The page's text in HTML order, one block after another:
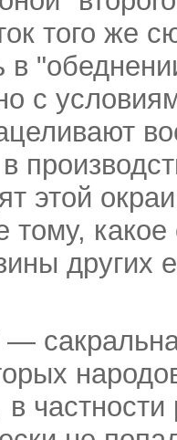
того же
в
с
этой
тому,
других
—